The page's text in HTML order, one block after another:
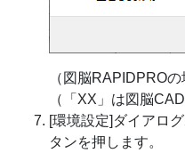
（図脳RAPIDPRO
（「XX」は図脳
[環境設定]ダイアロ
タンを押します。